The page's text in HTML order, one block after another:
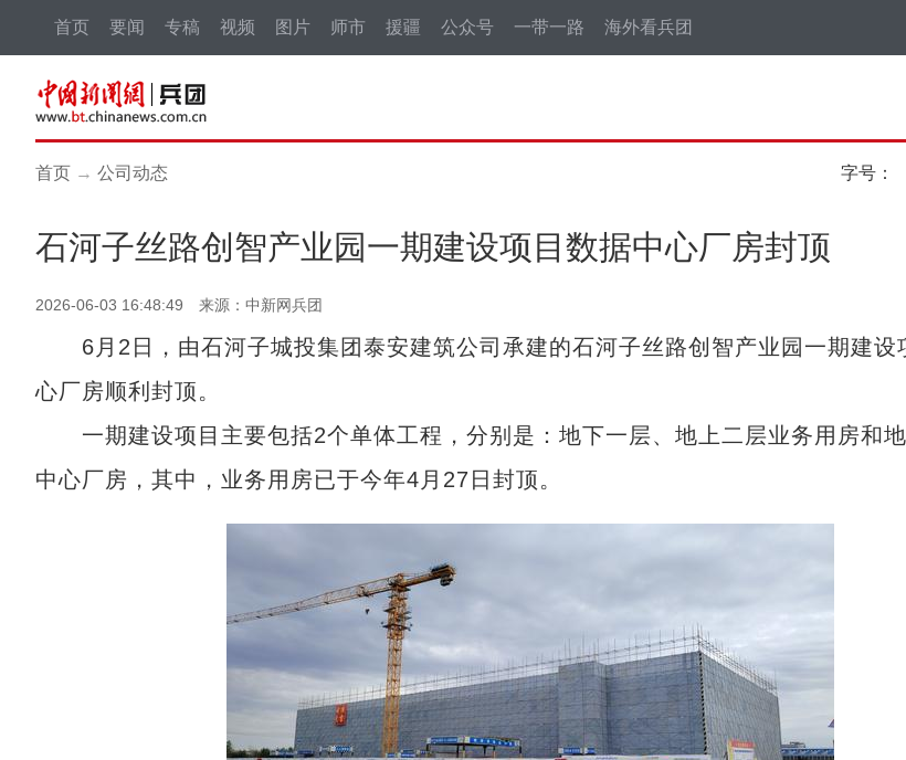
首页 要闻 专稿 视频 图片 师市 援疆 公众号 一带一路 海外看兵团
首页 → 公司动态 字号：
石河子丝路创智产业园一期建设项目数据中心厂房封顶
2026-06-03 16:48:49 来源：中新网兵团
6月2日，由石河子城投集团泰安建筑公司承建的石河子丝路创智产业园一期建设
心厂房顺利封顶。
一期建设项目主要包括2个单体工程，分别是：地下一层、地上二层业务用房和
中心厂房，其中，业务用房已于今年4月27日封顶。